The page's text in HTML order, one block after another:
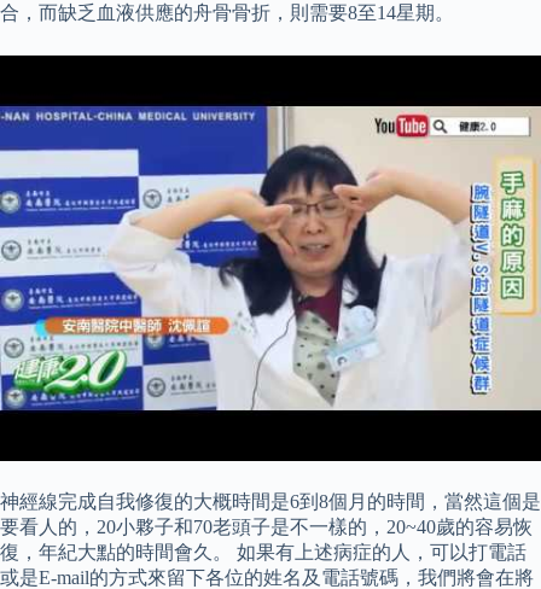
合，而缺乏血液供應的舟骨骨折，則需要8至14星期。
神經線完成自我修復的大概時間是6到8個月的時間，當然這個是
要看人的，20小夥子和70老頭子是不一樣的，20~40歲的容易恢
復，年紀大點的時間會久。 如果有上述病症的人，可以打電話
或是E-mail的方式來留下各位的姓名及電話號碼，我們將會在將